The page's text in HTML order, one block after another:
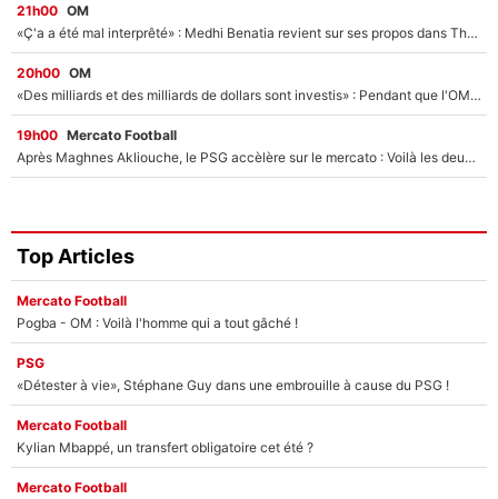
21h00 OM
«Ç'a a été mal interprêté» : Medhi Benatia revient sur ses propos dans The Bridge et précise ses conditions pour rejoindre le PSG !
20h00 OM
«Des milliards et des milliards de dollars sont investis» : Pendant que l'OM est en pleine crise financière, Frank McCourt lance un nouveau projet à 260M€ !
19h00 Mercato Football
Après Maghnes Akliouche, le PSG accèlère sur le mercato : Voilà les deux nouvelles recrues qui vont signer la semaine prochaine ?
Top Articles
Mercato Football
Pogba - OM : Voilà l'homme qui a tout gâché !
PSG
«Détester à vie», Stéphane Guy dans une embrouille à cause du PSG !
Mercato Football
Kylian Mbappé, un transfert obligatoire cet été ?
Mercato Football